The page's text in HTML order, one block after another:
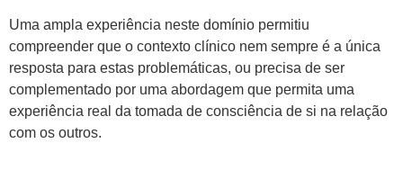
Uma ampla experiência neste domínio permitiu
compreender que o contexto clínico nem sempre é a única
resposta para estas problemáticas, ou precisa de ser
complementado por uma abordagem que permita uma
experiência real da tomada de consciência de si na relação
com os outros.